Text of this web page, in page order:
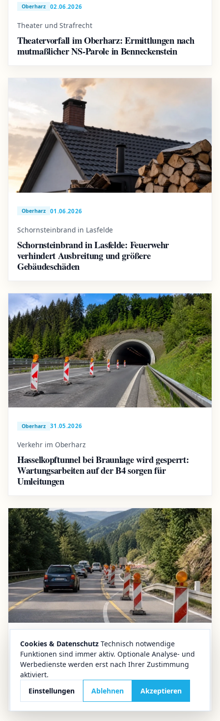
Cookies & Datenschutz Technisch notwendige
Funktionen sind immer aktiv. Optionale Analyse- und
Werbedienste werden erst nach Ihrer Zustimmung
aktiviert.
Einstellungen
Ablehnen Akzeptieren
Oberharz 02.06.2026
Theater und Strafrecht
Theatervorfall im Oberharz: Ermittlungen nach
mutmaßlicher NS-Parole in Benneckenstein
Oberharz 01.06.2026
Schornsteinbrand in Lasfelde
Schornsteinbrand in Lasfelde: Feuerwehr
verhindert Ausbreitung und größere
Gebäudeschäden
Oberharz 31.05.2026
Verkehr im Oberharz
Hasselkopftunnel bei Braunlage wird gesperrt:
Wartungsarbeiten auf der B4 sorgen für
Umleitungen
Oberharz 28.05.2026
Verkehr im Oberharz
Baustellen im Oberharz: Einschränkungen auf
der B241 zwischen Osterode und Clausthal-
Zellerfeld